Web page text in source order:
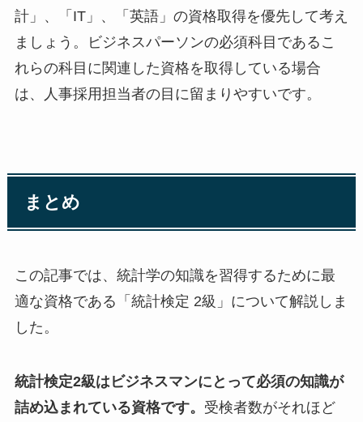
計」、「IT」、「英語」の資格取得を優先して考え
ましょう。ビジネスパーソンの必須科目であるこ
れらの科目に関連した資格を取得している場合
は、人事採用担当者の目に留まりやすいです。
まとめ
この記事では、統計学の知識を習得するために最
適な資格である「統計検定 2級」について解説しま
した。
統計検定2級はビジネスマンにとって必須の知識が
詰め込まれている資格です。 受検者数がそれほど